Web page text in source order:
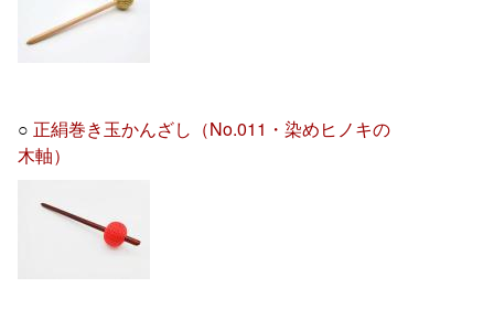
○ 正絹巻き玉かんざし（No.011・染めヒノキの
木軸）